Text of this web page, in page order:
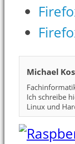
Michael
Ich schreibe
Linux und